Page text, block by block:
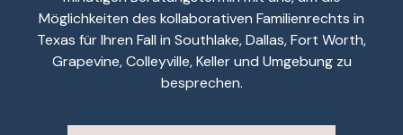
Möglichkeiten des kollaborativen Familienrechts in
Texas für Ihren Fall in Southlake, Dallas, Fort Worth,
Grapevine, Colleyville, Keller und Umgebung zu
besprechen.